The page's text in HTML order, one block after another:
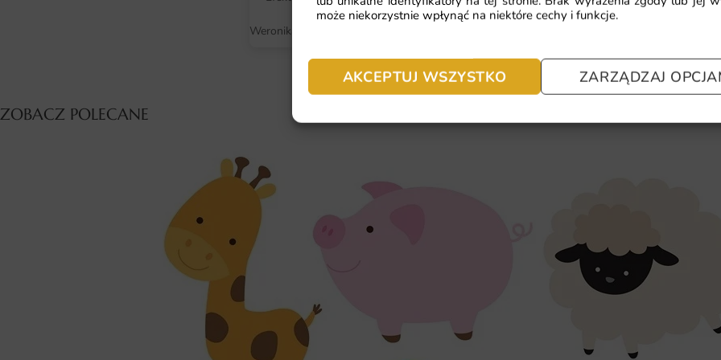
może niekorzystnie wpłynąć na niektóre cechy i funkcje.
AKCEPTUJ WSZYSTKO ZARZĄDZAJ
Elegancki design, który pasuje do
Możliwość zamówienia w
Prosty montaż, który można
cudownie!
Weronika
ZOBACZ POLECANE